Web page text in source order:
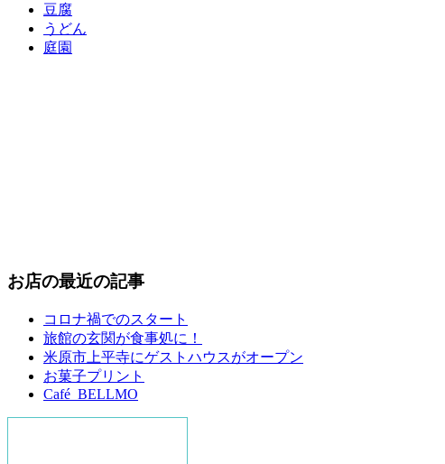
豆腐
うどん
庭園
お店の最近の記事
コロナ禍でのスタート
旅館の玄関が食事処に！
米原市上平寺にゲストハウスがオープン
お菓子プリント
Café BELLMO